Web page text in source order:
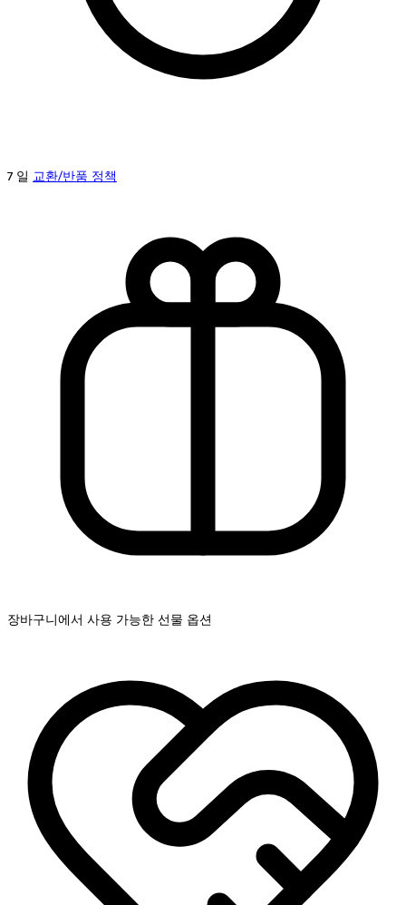
7 일 교환/반품 정책
장바구니에서 사용 가능한 선물 옵션